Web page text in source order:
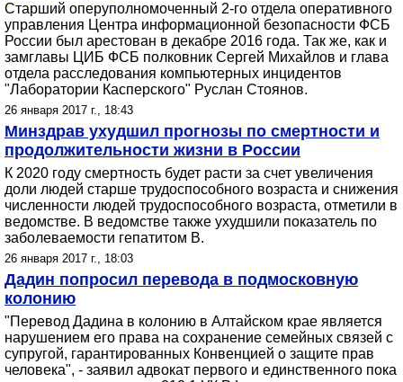
Старший оперуполномоченный 2-го отдела оперативного
управления Центра информационной безопасности ФСБ
России был арестован в декабре 2016 года. Так же, как и
замглавы ЦИБ ФСБ полковник Сергей Михайлов и глава
отдела расследования компьютерных инцидентов
"Лаборатории Касперского" Руслан Стоянов.
26 января 2017 г., 18:43
Минздрав ухудшил прогнозы по смертности и
продолжительности жизни в России
К 2020 году смертность будет расти за счет увеличения
доли людей старше трудоспособного возраста и снижения
численности людей трудоспособного возраста, отметили в
ведомстве. В ведомстве также ухудшили показатель по
заболеваемости гепатитом B.
26 января 2017 г., 18:03
Дадин попросил перевода в подмосковную
колонию
"Перевод Дадина в колонию в Алтайском крае является
нарушением его права на сохранение семейных связей с
супругой, гарантированных Конвенцией о защите прав
человека", - заявил адвокат первого и единственного пока